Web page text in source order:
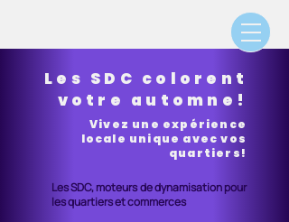
Les SDC colorent
votre automne!
Vivez une expérience
locale unique avec vos
quartiers!
Les SDC, moteurs de dynamisation pour
les quartiers et commerces